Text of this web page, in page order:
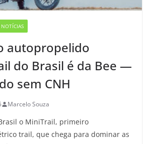
NOTÍCIAS
autopropelido
do Brasil é da Bee —
sem CNH
Marcelo Souza
o MiniTrail, primeiro
trail, que chega para dominar as